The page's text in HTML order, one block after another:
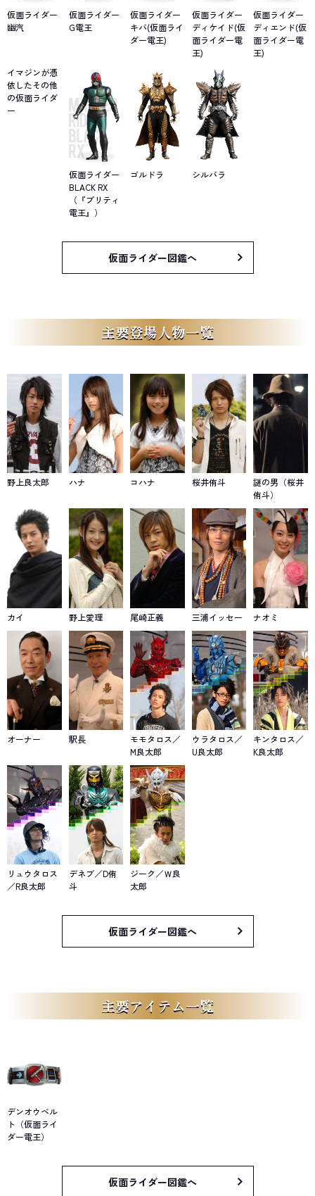
理の中に潜んでいた、龍のイメージから姿を得た「リュウタロ
ス」。良太郎に憑依するイマジンは次々に増えていき、デンライナ
仮面ライダー
幽汽
仮面ライダー
G電王
仮面ライダー
キバ(仮面ライ
ダー電王)
仮面ライダー
ディケイド(仮
面ライダー電
王)
仮面ライダー
ディエンド(仮
面ライダー電
王)
イマジンが憑
依したその他
の仮面ライダ
ー
仮面ライダー
BLACK RX
（『プリティ
電王』）
ゴルドラ シルバラ
仮面ライダー図鑑へ
主要登場人物一覧
野上良太郎 ハナ コハナ 桜井侑斗
謎の男（桜井
侑斗）
カイ 野上愛理 尾崎正義 三浦イッセー ナオミ
オーナー 駅長
モモタロス／
M良太郎
ウラタロス／
U良太郎
キンタロス／
K良太郎
リュウタロス
／R良太郎
デネブ／D侑
斗
ジーク／Ｗ良
太郎
仮面ライダー図鑑へ
主要アイテム一覧
デンオウベル
ト（仮面ライ
ダー電王）
仮面ライダー図鑑へ